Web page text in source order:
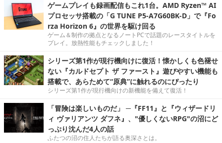
ゲームプレイも録画配信もこれ1台。AMD Ryzen™ AI
プロセッサ搭載の「G TUNE P5-A7G60BK-D」で『Fo
rza Horizon 6』の世界を駆け回る
ゲーム＆制作の拠点となるノートPCで話題のレースタイトルを
プレイ。放熱性能もチェックしました！
シリーズ第1作が現行機向けに復活！懐かしくも色褪せ
ない『カルドセプト ザ ファースト』遊びやすい機能も
搭載で、あらためて“原典”に触れるのにぴったり
シリーズ第1作が現行機向けの新機能を備えて復活！
「冒険は楽しいものだ」 ─『FF11』と『ウィザードリ
ィ ヴァリアンツ ダフネ』、"優しくないRPG"の沼にど
っぷり沈んだ4人の話
ふたつの沼の住人たちが語る奥深さとは。